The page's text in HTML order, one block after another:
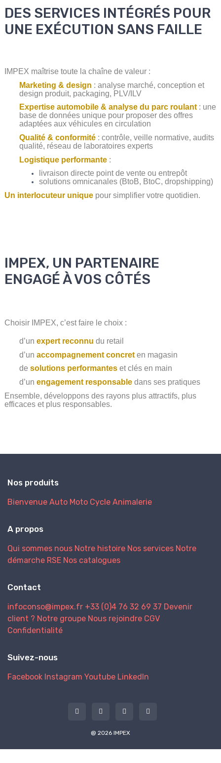
DES SERVICES INTÉGRÉS POUR
UNE EXÉCUTION SANS FAILLE
IMPEX maîtrise toute la chaîne de valeur :
Marketing & design : analyse marché, conception et
design produit, packaging, PLV/ILV
Expertise automobile & analyse du parc roulant : une
base de données unique pour proposer des offres
adaptées aux véhicules en circulation
Qualité & conformité : contrôle, veille normative, audits
qualité, réseau de laboratoires experts
Logistique performante :
livraison directe point de vente ou entrepôt
solutions omnicanales (BtoB, BtoC, dropshipping)
Un interlocuteur unique pour simplifier votre quotidien.
IMPEX, UN PARTENAIRE
ENGAGÉ À VOS CÔTÉS
Choisir IMPEX, c’est faire le choix :
d’un expert reconnu du retail
d’un accompagnement concret en magasin
de solutions performantes et clés en main
d’un engagement responsable dans ses pratiques
Ensemble, développons des rayons plus attractifs, plus
efficaces et plus responsables.
Nos produits
Bienvenue Auto Moto Cycle Animalerie
A propos
Qui sommes nous Notre histoire Nos services Notre
démarche RSE Nos catalogues
Contact
infoconso@impex.fr +33 (0)4 76 32 69 37 Devenir
client ? Notre groupe Nous rejoindre CGV
Confidentialité
Suivez-nous
Facebook Instagram Youtube LinkedIn
@ 2026 IMPEX